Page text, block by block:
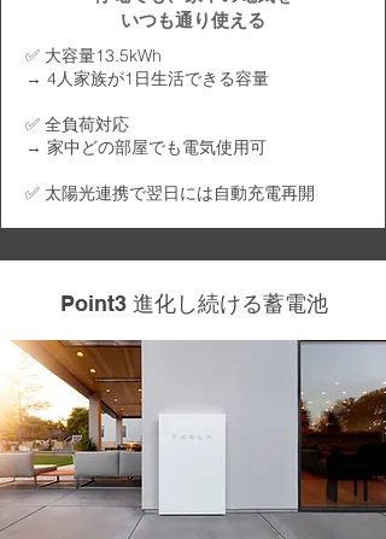
いつも通り使える
✅ 大容量13.5kWh
→ 4人家族が1日生活できる容量
✅ 全負荷対応
→ 家中どの部屋でも電気使用可
✅ 太陽光連携で翌日には自動充電再開
Point3 進化し続ける蓄電池